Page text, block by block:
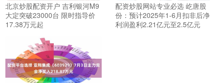
北京炒股配资开户 吉利银河M9
大定突破23000台 限时指导价
17.38万元起
配资炒股网站专业必选 屹唐股
份：预计2025年1-6月扣非后净
利润盈利2.21亿元至2.5亿元